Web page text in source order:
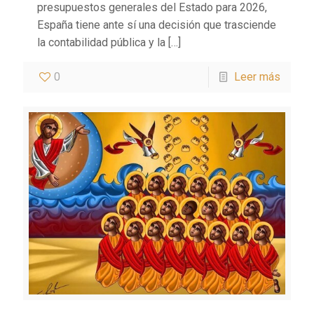
presupuestos generales del Estado para 2026,
España tiene ante sí una decisión que trasciende
la contabilidad pública y la […]
0 Leer más